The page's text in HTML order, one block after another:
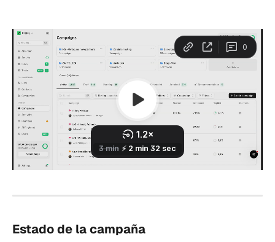
Estado de la campaña